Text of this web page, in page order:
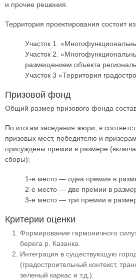
и прочие решения.
Территория проектирования состоит
Участок 1.
Участок 2.
размещением объекта
Участок 3 «Территория
Призовой фонд
Общий размер призового фонда
По итогам заседания жюри, в
призовых мест, победителю и
присуждены премии в размере
сборы):
1-е место — одна премия в
2-е место — две премии в
3-е место — три премии в
Критерии оценки
Формирование гармоничного
берега р. Казанка.
Интеграция в существующую
(градостроительный контекст,
зеленый каркас и т.д.).